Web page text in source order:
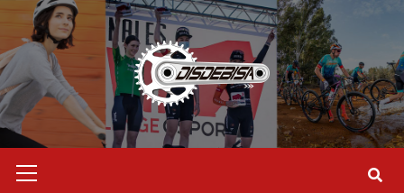
Saltar
contenido
primario